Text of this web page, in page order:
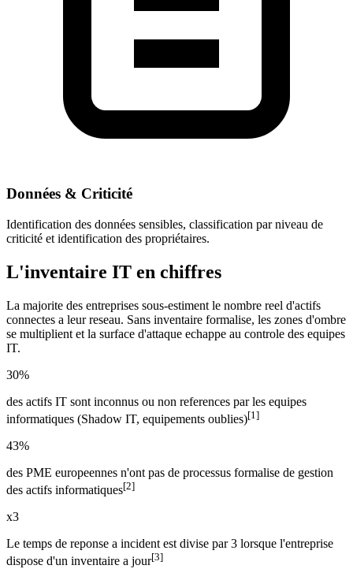
Données & Criticité
Identification des données sensibles, classification par niveau de
criticité et identification des propriétaires.
L'inventaire IT en chiffres
La majorite des entreprises sous-estiment le nombre reel d'actifs
connectes a leur reseau. Sans inventaire formalise, les zones d'ombre
se multiplient et la surface d'attaque echappe au controle des equipes
IT.
30%
des actifs IT sont inconnus ou non references par les equipes
informatiques (Shadow IT, equipements oublies)[1]
43%
des PME europeennes n'ont pas de processus formalise de gestion
des actifs informatiques[2]
x3
Le temps de reponse a incident est divise par 3 lorsque l'entreprise
dispose d'un inventaire a jour[3]